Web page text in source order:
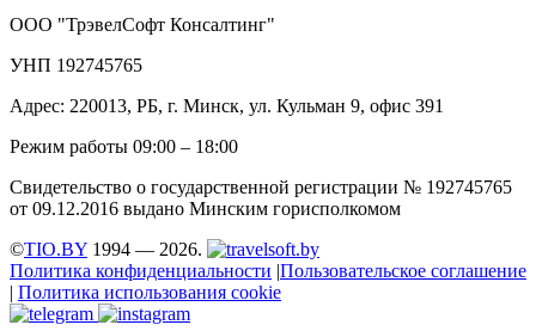
ООО "ТрэвелСофт Консалтинг"
УНП 192745765
Адрес: 220013, РБ, г. Минск, ул. Кульман 9, офис 391
Режим работы 09:00 – 18:00
Свидетельство о государственной регистрации № 192745765
от 09.12.2016 выдано Минским горисполкомом
©TIO.BY 1994 — 2026.
Политика конфиденциальности |Пользовательское соглашение
| Политика использования cookie